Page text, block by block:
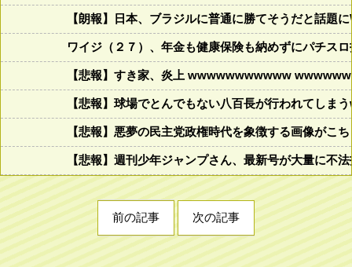
【朗報】日本、ブラジルに普通に勝てそうだと話題
ワイジ（２７）、年金も健康保険も納めずにパチス
【悲報】すき家、炎上 wwwwwwwwwww
【悲報】球場でとんでもない八百長が行われてし
【悲報】悪夢の民主党政権時代を象徴する画像がこ
【悲報】週刊少年ジャンプさん、最新号が大量に不
前の記事 次の記事